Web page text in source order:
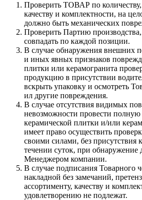
Проверить ТОВАР по количеству,
качеству и комплектности, на
должно быть механических
Проверить Партию
совпадать по каждой позиции.
В случае обнаружения внешних
и иных явных признаков
плитки или керамогранита
продукцию в присутствии
вскрыть упаковку и осмотреть
ил другие повреждения.
В случае отсутствия видимых
невозможности провести
керамической плитки и/или
имеет право осуществить
своими силами, без присутствия
течении суток, при обнаружение
Менеджером компании.
В случае подписания Товарного
накладной без замечаний,
ассортименту, качеству и
удовлетворению не подлежат.